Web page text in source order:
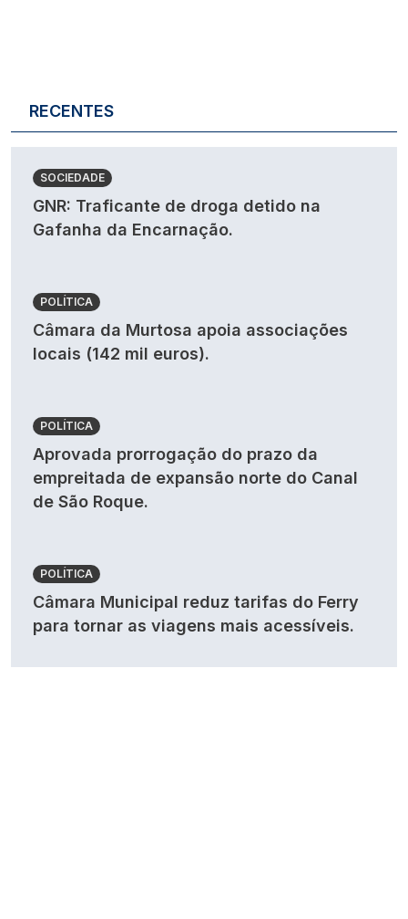
RECENTES
SOCIEDADE
GNR: Traficante de droga detido na
Gafanha da Encarnação.
POLÍTICA
Câmara da Murtosa apoia associações
locais (142 mil euros).
POLÍTICA
Aprovada prorrogação do prazo da
empreitada de expansão norte do Canal
de São Roque.
POLÍTICA
Câmara Municipal reduz tarifas do Ferry
para tornar as viagens mais acessíveis.